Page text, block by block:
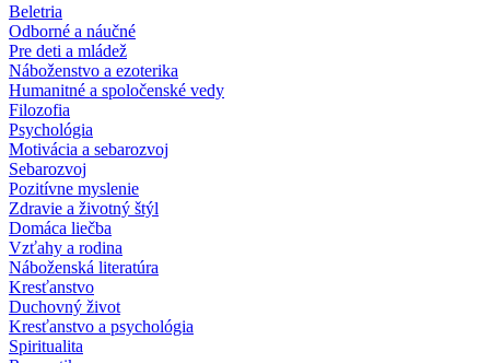
Beletria
Odborné a náučné
Pre deti a mládež
Náboženstvo a ezoterika
Humanitné a spoločenské vedy
Filozofia
Psychológia
Motivácia a sebarozvoj
Sebarozvoj
Pozitívne myslenie
Zdravie a životný štýl
Domáca liečba
Vzťahy a rodina
Náboženská literatúra
Kresťanstvo
Duchovný život
Kresťanstvo a psychológia
Spiritualita